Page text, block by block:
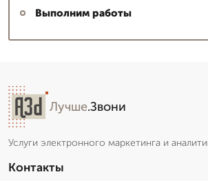
Выполним работы
Лучше.Звони
Услуги электронного маркетинга и
Контакты